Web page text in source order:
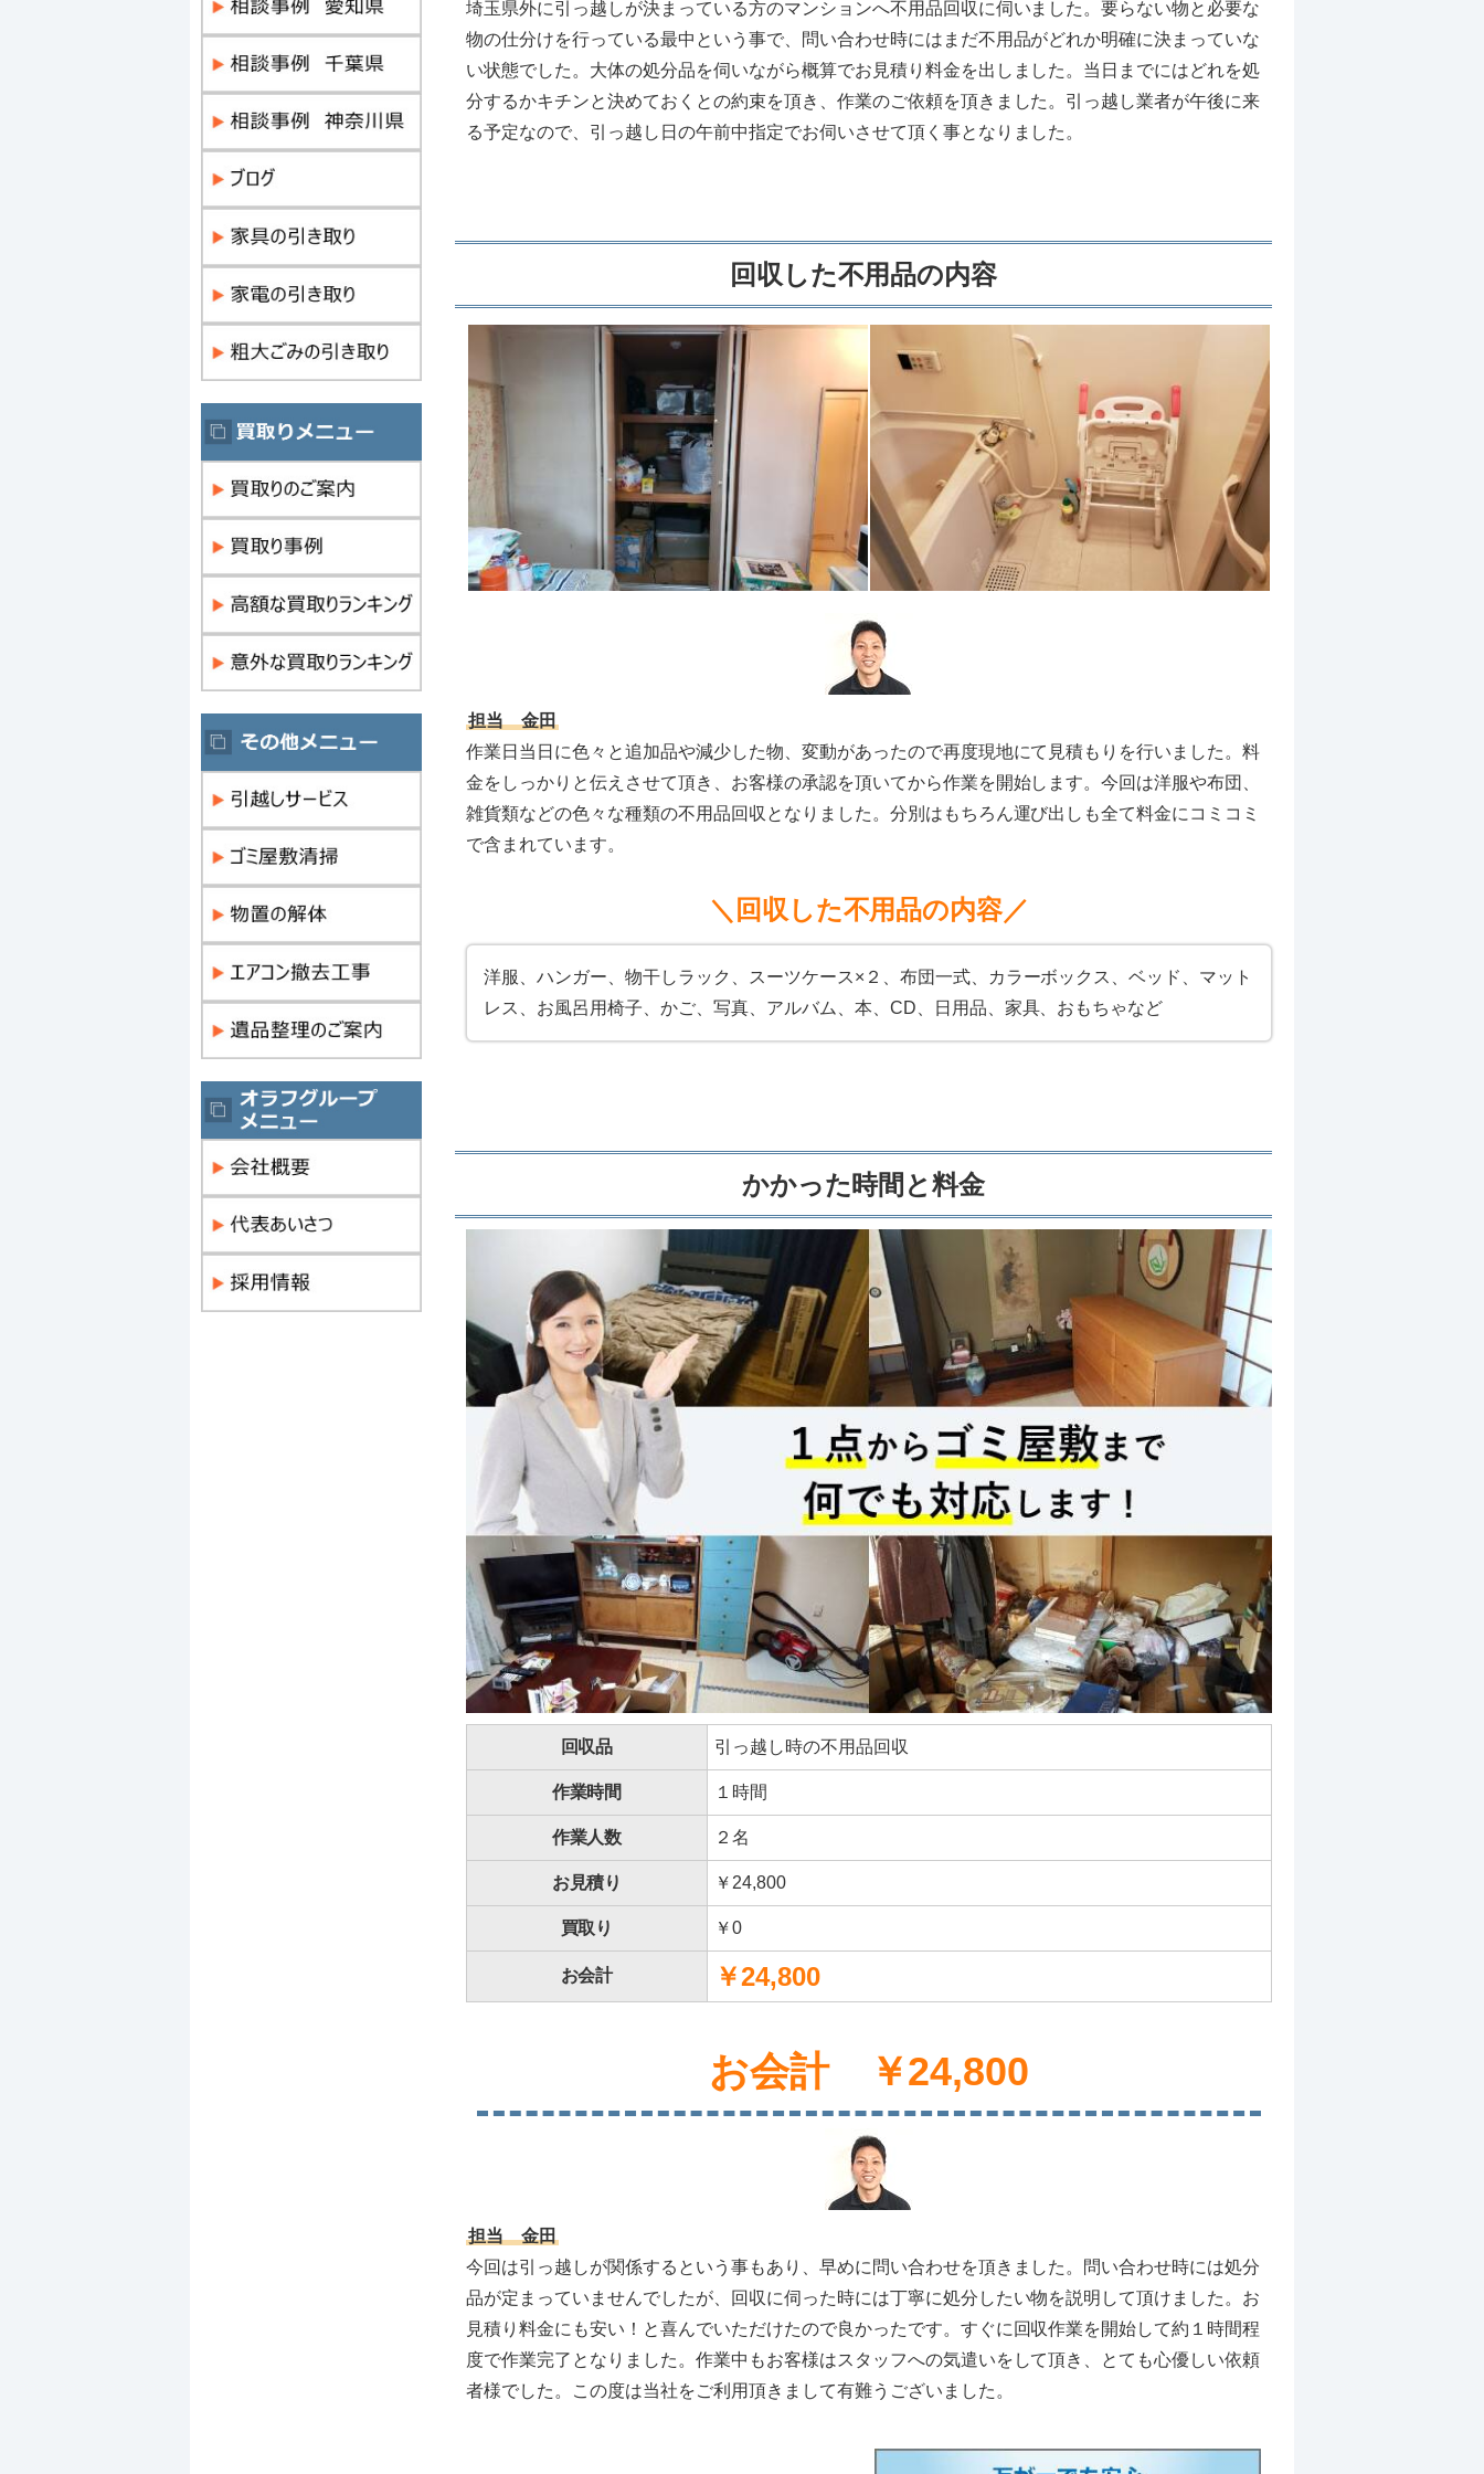
埼玉県外に引っ越しが決まっている方のマンションへ不用品回収に伺いました。要らない物と必要な
物の仕分けを行っている最中という事で、問い合わせ時にはまだ不用品がどれか明確に決まっていな
い状態でした。大体の処分品を伺いながら概算でお見積り料金を出しました。当日までにはどれを処
分するかキチンと決めておくとの約束を頂き、作業のご依頼を頂きました。引っ越し業者が午後に来
る予定なので、引っ越し日の午前中指定でお伺いさせて頂く事となりました。
回収した不用品の内容
担当 金田
作業日当日に色々と追加品や減少した物、変動があったので再度現地にて見積もりを行いました。料
金をしっかりと伝えさせて頂き、お客様の承認を頂いてから作業を開始します。今回は洋服や布団、
雑貨類などの色々な種類の不用品回収となりました。分別はもちろん運び出しも全て料金にコミコミ
で含まれています。
＼回収した不用品の内容／
洋服、ハンガー、物干しラック、スーツケース×２、布団一式、カラーボックス、ベッド、マット
レス、お風呂用椅子、かご、写真、アルバム、本、CD、日用品、家具、おもちゃなど
かかった時間と料金
回収品 引っ越し時の不用品回収
作業時間 １時間
作業人数 ２名
お見積り ￥24,800
買取り ￥0
お会計 ￥24,800
お会計 ￥24,800
担当 金田
今回は引っ越しが関係するという事もあり、早めに問い合わせを頂きました。問い合わせ時には処分
品が定まっていませんでしたが、回収に伺った時には丁寧に処分したい物を説明して頂けました。お
見積り料金にも安い！と喜んでいただけたので良かったです。すぐに回収作業を開始して約１時間程
度で作業完了となりました。作業中もお客様はスタッフへの気遣いをして頂き、とても心優しい依頼
者様でした。この度は当社をご利用頂きまして有難うございました。